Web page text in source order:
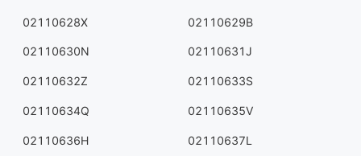
02110628X 02110629B
02110630N 02110631J
02110632Z 02110633S
02110634Q 02110635V
02110636H 02110637L